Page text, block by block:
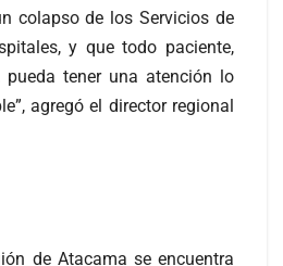
colapso de los Servicios de
y que todo paciente,
pueda tener una atención lo
agregó el director regional
de Atacama se encuentra